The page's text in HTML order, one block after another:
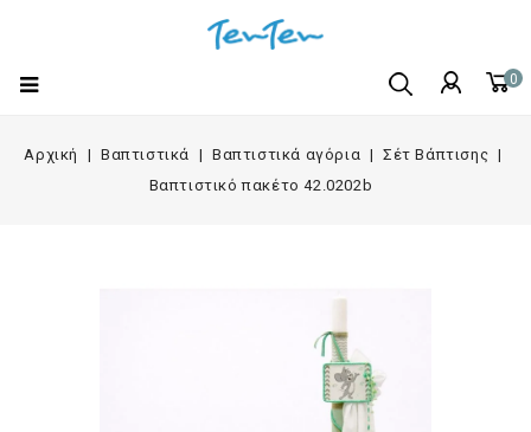
0
Αρχική Βαπτιστικά Βαπτιστικά αγόρια
Σέτ Βάπτισης
Βαπτιστικό πακέτο 42.0202b